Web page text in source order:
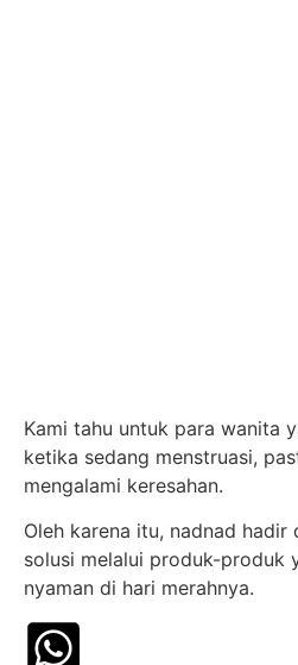
Kami tahu untuk para wanita
ketika sedang menstruasi,
mengalami keresahan.
Oleh karena itu, nadnad hadir
solusi melalui produk-produk
nyaman di hari merahnya.